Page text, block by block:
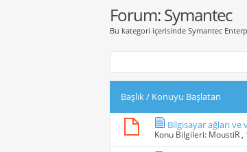
Forum:Symantec
Bu kategori içerisinde Symantec
Başlık/ Konuyu Başlatan
Bilgisayar ağları
Konu Bilgileri: MoustiR ,